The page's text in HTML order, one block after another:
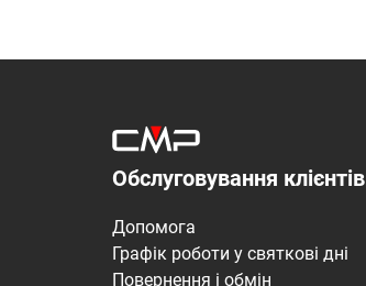
Обслуговування клієнтів
Допомога
Графік роботи у святкові дні
Повернення і обмін